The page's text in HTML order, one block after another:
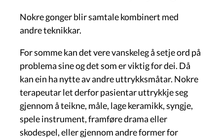
Nokre gonger blir samtale kombinert med
andre teknikkar.
For somme kan det vere vanskeleg å setje ord på
problema sine og det som er viktig for dei. Då
kan ein ha nytte av andre uttrykksmåtar. Nokre
terapeutar let derfor pasientar uttrykkje seg
gjennom å teikne, måle, lage keramikk, syngje,
spele instrument, framføre drama eller
skodespel, eller gjennom andre former for